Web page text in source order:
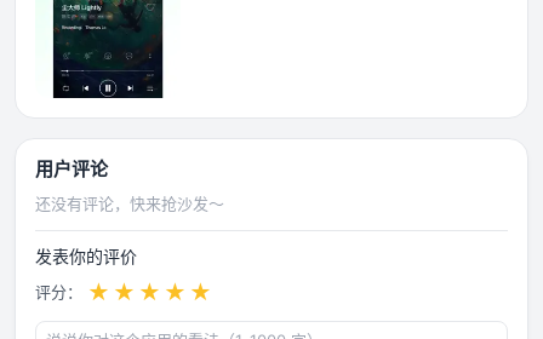
用户评论
还没有评论，快来抢沙发～
发表你的评价
评分： ★ ★ ★ ★ ★